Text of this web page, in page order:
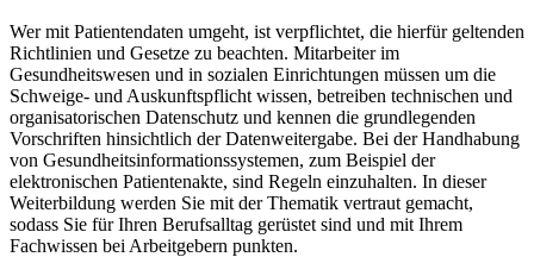
Wer mit Patientendaten umgeht, ist verpflichtet, die hierfür geltenden
Richtlinien und Gesetze zu beachten. Mitarbeiter im
Gesundheitswesen und in sozialen Einrichtungen müssen um die
Schweige- und Auskunftspflicht wissen, betreiben technischen und
organisatorischen Datenschutz und kennen die grundlegenden
Vorschriften hinsichtlich der Datenweitergabe. Bei der Handhabung
von Gesundheitsinformationssystemen, zum Beispiel der
elektronischen Patientenakte, sind Regeln einzuhalten. In dieser
Weiterbildung werden Sie mit der Thematik vertraut gemacht,
sodass Sie für Ihren Berufsalltag gerüstet sind und mit Ihrem
Fachwissen bei Arbeitgebern punkten.